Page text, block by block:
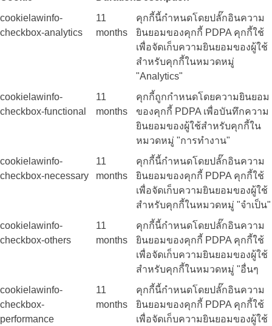
cookielawinfo-
checkbox-analytics
11
months
คุกกี้นี้กำหนดโดยปลั๊กอินความ
ยินยอมของคุกกี้ PDPA คุกกี้ใช้
เพื่อจัดเก็บความยินยอมของผู้ใช้
สำหรับคุกกี้ในหมวดหมู่
"Analytics"
cookielawinfo-
checkbox-functional
11
months
คุกกี้ถูกกำหนดโดยความยินยอม
ของคุกกี้ PDPA เพื่อบันทึกความ
ยินยอมของผู้ใช้สำหรับคุกกี้ใน
หมวดหมู่ "การทำงาน"
cookielawinfo-
checkbox-necessary
11
months
คุกกี้นี้กำหนดโดยปลั๊กอินความ
ยินยอมของคุกกี้ PDPA คุกกี้ใช้
เพื่อจัดเก็บความยินยอมของผู้ใช้
สำหรับคุกกี้ในหมวดหมู่ "จำเป็น"
cookielawinfo-
checkbox-others
11
months
คุกกี้นี้กำหนดโดยปลั๊กอินความ
ยินยอมของคุกกี้ PDPA คุกกี้ใช้
เพื่อจัดเก็บความยินยอมของผู้ใช้
สำหรับคุกกี้ในหมวดหมู่ "อื่นๆ
cookielawinfo-
checkbox-
performance
11
months
คุกกี้นี้กำหนดโดยปลั๊กอินความ
ยินยอมของคุกกี้ PDPA คุกกี้ใช้
เพื่อจัดเก็บความยินยอมของผู้ใช้